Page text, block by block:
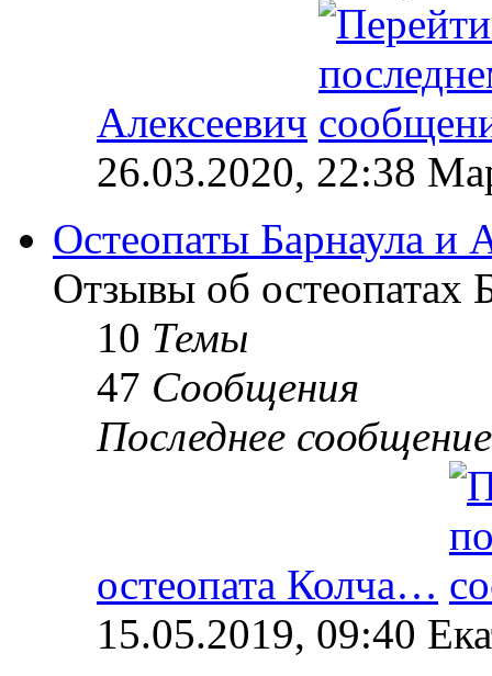
Алексеевич
26.03.2020, 22:38
Остеопаты Барнаула и
Отзывы об остеопатах
10 Темы
47 Сообщения
Последнее сообщение
остеопата Колча…
15.05.2019, 09:40